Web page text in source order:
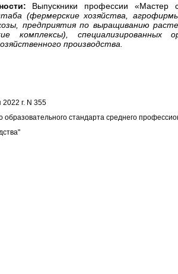
Выпускники профессии «Мастер
(фермерские хозяйства,
предприятия по выращиванию
комплексы), специализированных
производства.
г. N 355
стандарта среднего